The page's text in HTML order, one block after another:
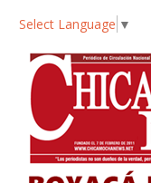
Select Language ▼